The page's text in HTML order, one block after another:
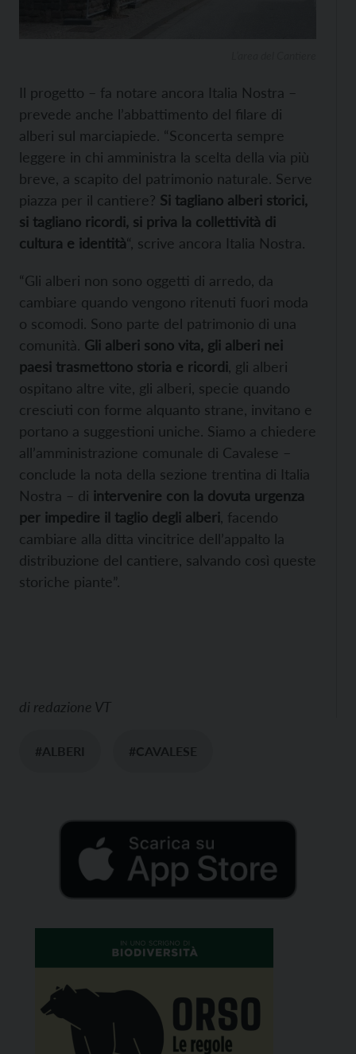
Il progetto – fa notare ancora Italia Nostra –
prevede anche l’abbattimento del filare di
alberi sul marciapiede. “Sconcerta sempre
leggere in chi amministra la scelta della via più
breve, a scapito del patrimonio naturale. Serve
piazza per il cantiere? Si tagliano alberi storici,
si tagliano ricordi, si priva la collettività di
cultura e identità“, scrive ancora Italia Nostra.
“Gli alberi non sono oggetti di arredo, da
cambiare quando vengono ritenuti fuori moda
o scomodi. Sono parte del patrimonio di una
comunità. Gli alberi sono vita, gli alberi nei
paesi trasmettono storia e ricordi , gli alberi
ospitano altre vite, gli alberi, specie quando
cresciuti con forme alquanto strane, invitano e
portano a suggestioni uniche. Siamo a chiedere
all’amministrazione comunale di Cavalese –
conclude la nota della sezione trentina di Italia
Nostra – di intervenire con la dovuta urgenza
per impedire il taglio degli alberi , facendo
cambiare alla ditta vincitrice dell’appalto la
distribuzione del cantiere, salvando così queste
storiche piante”.
di redazione VT
#ALBERI #CAVALESE